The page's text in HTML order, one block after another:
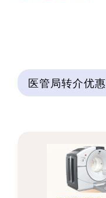
医管局转介优惠